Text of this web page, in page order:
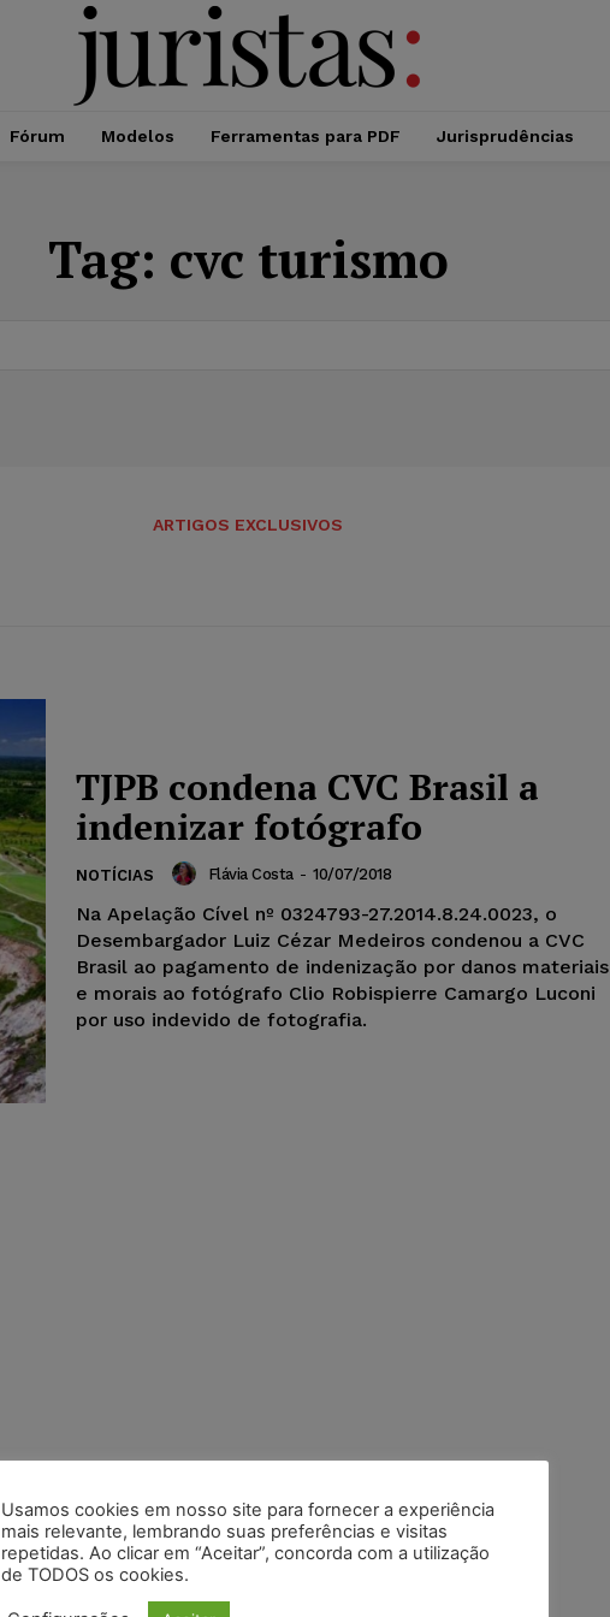
Fórum Modelos Ferramentas para PDF Jurisprudências
Tag: cvc turismo
ARTIGOS EXCLUSIVOS
TJPB condena CVC Brasil a
indenizar fotógrafo
NOTÍCIAS Flávia Costa - 10/07/2018
Na Apelação Cível nº 0324793-27.2014.8.24.0023, o
Desembargador Luiz Cézar Medeiros condenou a CVC
Brasil ao pagamento de indenização por danos materiais
e morais ao fotógrafo Clio Robispierre Camargo Luconi
por uso indevido de fotografia.
Usamos cookies em nosso site para fornecer a experiência
mais relevante, lembrando suas preferências e visitas
repetidas. Ao clicar em “Aceitar”, concorda com a utilização
de TODOS os cookies.